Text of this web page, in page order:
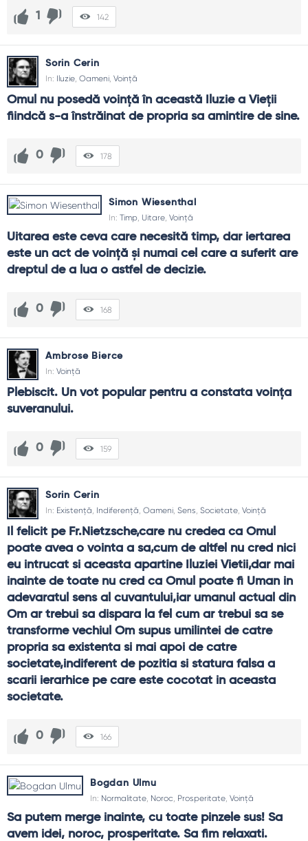
1 142
Sorin Cerin
In: Iluzie, Oameni, Voință
Omul nu posedă voință în această Iluzie a Vieții
fiindcă s-a înstrăinat de propria sa amintire de sine.
0 178
Simon Wiesenthal
In: Timp, Uitare, Voință
Uitarea este ceva care necesită timp, dar iertarea
este un act de voinţă şi numai cel care a suferit are
dreptul de a lua o astfel de decizie.
0 168
Ambrose Bierce
In: Voință
Plebiscit. Un vot popular pentru a constata voinţa
suveranului.
0 159
Sorin Cerin
In: Existență, Indiferență, Oameni, Sens, Societate, Voință
Il felicit pe Fr.Nietzsche,care nu credea ca Omul
poate avea o vointa a sa,cum de altfel nu cred nici
eu intrucat si aceasta apartine Iluziei Vietii,dar mai
inainte de toate nu cred ca Omul poate fi Uman in
adevaratul sens al cuvantului,iar umanul actual din
Om ar trebui sa dispara la fel cum ar trebui sa se
transforme vechiul Om supus umilintei de catre
propria sa existenta si mai apoi de catre
societate,indiferent de pozitia si statura falsa a
scarii ierarhice pe care este cocotat in aceasta
societate.
0 166
Bogdan Ulmu
In: Normalitate, Noroc, Prosperitate, Voință
Sa putem merge inainte, cu toate pinzele sus! Sa
avem idei, noroc, prosperitate. Sa fim relaxati.